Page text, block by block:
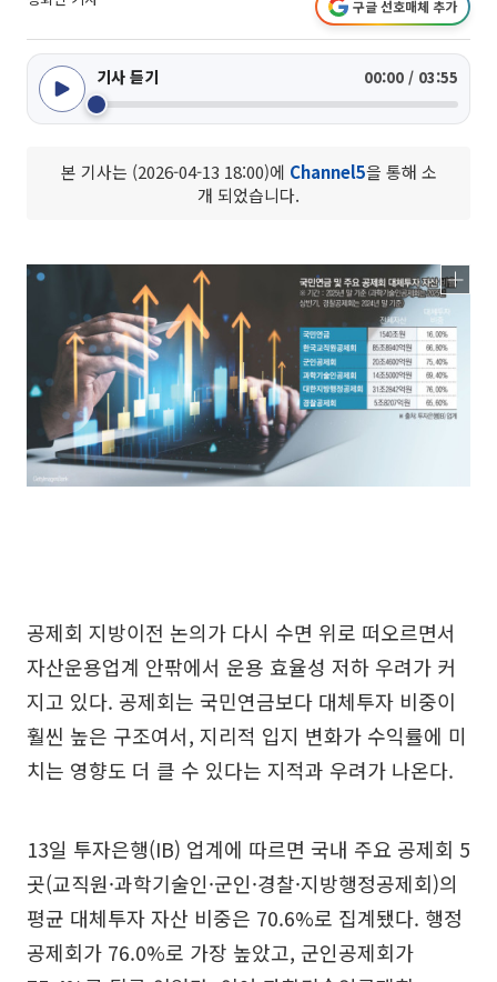
구글 선호매체 추가
기사 듣기 00:00 / 03:55
본 기사는 (2026-04-13 18:00)에 Channel5을 통해 소
개 되었습니다.
공제회 지방이전 논의가 다시 수면 위로 떠오르면서
자산운용업계 안팎에서 운용 효율성 저하 우려가 커
지고 있다. 공제회는 국민연금보다 대체투자 비중이
훨씬 높은 구조여서, 지리적 입지 변화가 수익률에 미
치는 영향도 더 클 수 있다는 지적과 우려가 나온다.
13일 투자은행(IB) 업계에 따르면 국내 주요 공제회 5
곳(교직원·과학기술인·군인·경찰·지방행정공제회)의
평균 대체투자 자산 비중은 70.6%로 집계됐다. 행정
공제회가 76.0%로 가장 높았고, 군인공제회가